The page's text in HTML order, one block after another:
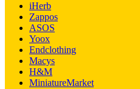
iHerb
Zappos
ASOS
Yoox
Endclothing
Macys
H&M
MiniatureMarket